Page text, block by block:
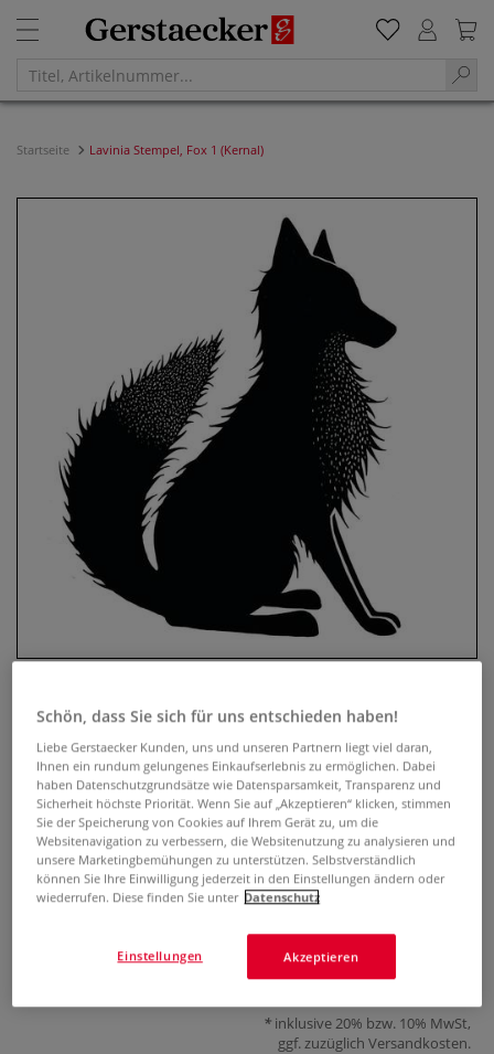
Startseite Lavinia Stempel, Fox 1 (Kernal)
Lavinia Stempel, Fox 1 (Kernal)
0 Bewertungen
Der transparente Lavinia Stempel, Fox 1 (Kernal) ist optimal
geeignet, um mit Hilfe eines Acryl-Stempelblocks
zauberhafte Karten, Einladungen, Scrapbooks u.v.m. zu
gestalten. Selbsthaftend und wiederverwendbar. 6 cm x 7
9,88 €
inklusive 20% bzw. 10% MwSt,
ggf. zuzüglich Versandkosten.
Schön, dass Sie sich für uns entschieden haben!
Liebe Gerstaecker Kunden, uns und unseren Partnern liegt viel daran,
Ihnen ein rundum gelungenes Einkaufserlebnis zu ermöglichen. Dabei
haben Datenschutzgrundsätze wie Datensparsamkeit, Transparenz und
Sicherheit höchste Priorität. Wenn Sie auf „Akzeptieren“ klicken, stimmen
Sie der Speicherung von Cookies auf Ihrem Gerät zu, um die
Websitenavigation zu verbessern, die Websitenutzung zu analysieren und
unsere Marketingbemühungen zu unterstützen. Selbstverständlich
können Sie Ihre Einwilligung jederzeit in den Einstellungen ändern oder
wiederrufen. Diese finden Sie unter Datenschutz
Akzeptieren
Einstellungen